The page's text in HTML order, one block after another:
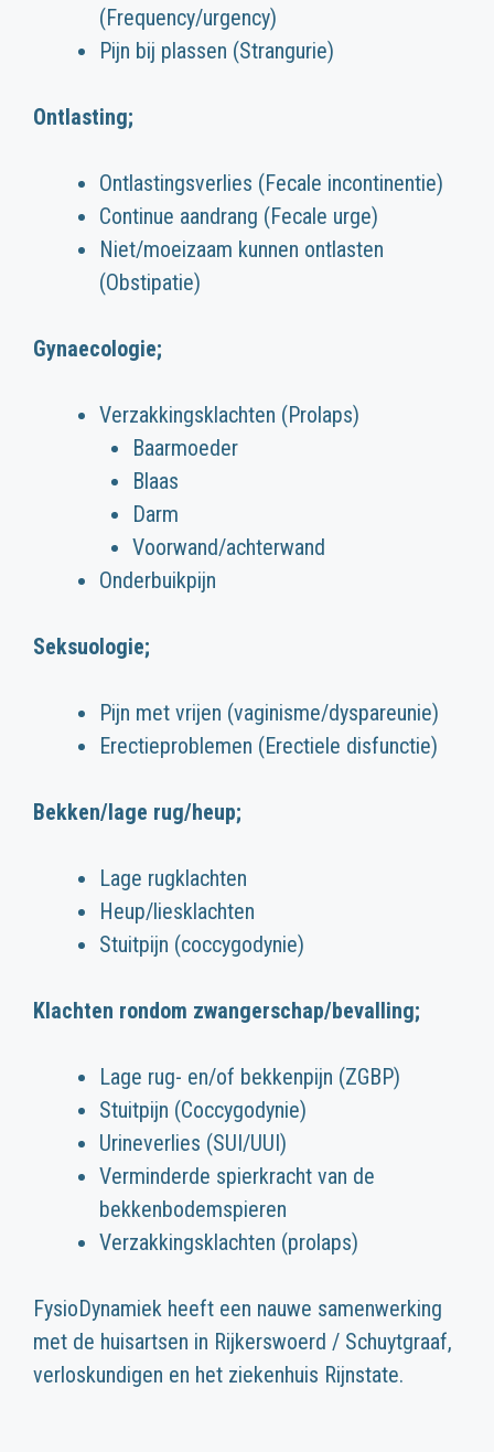
(Frequency/urgency)
Pijn bij plassen (Strangurie)
Ontlasting;
Ontlastingsverlies (Fecale incontinentie)
Continue aandrang (Fecale urge)
Niet/moeizaam kunnen ontlasten
(Obstipatie)
Gynaecologie;
Verzakkingsklachten (Prolaps)
Baarmoeder
Blaas
Darm
Voorwand/achterwand
Onderbuikpijn
Seksuologie;
Pijn met vrijen (vaginisme/dyspareunie)
Erectieproblemen (Erectiele disfunctie)
Bekken/lage rug/heup;
Lage rugklachten
Heup/liesklachten
Stuitpijn (coccygodynie)
Klachten rondom zwangerschap/bevalling;
Lage rug- en/of bekkenpijn (ZGBP)
Stuitpijn (Coccygodynie)
Urineverlies (SUI/UUI)
Verminderde spierkracht van de
bekkenbodemspieren
Verzakkingsklachten (prolaps)
FysioDynamiek heeft een nauwe samenwerking
met de huisartsen in Rijkerswoerd / Schuytgraaf,
verloskundigen en het ziekenhuis Rijnstate.